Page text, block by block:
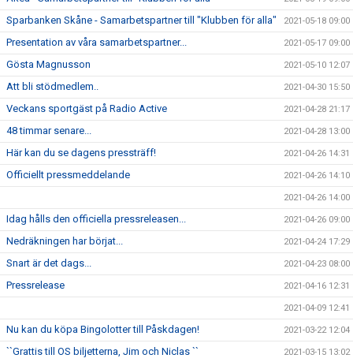
Sparbanken Skåne - Samarbetspartner till "Klubben för alla" 2021-05-18 09:00
Presentation av våra samarbetspartner... 2021-05-17 09:00
Gösta Magnusson 2021-05-10 12:07
Att bli stödmedlem.. 2021-04-30 15:50
Veckans sportgäst på Radio Active 2021-04-28 21:17
48 timmar senare... 2021-04-28 13:00
Här kan du se dagens pressträff! 2021-04-26 14:31
Officiellt pressmeddelande 2021-04-26 14:10
2021-04-26 14:00
Idag hålls den officiella pressreleasen... 2021-04-26 09:00
Nedräkningen har börjat... 2021-04-24 17:29
Snart är det dags... 2021-04-23 08:00
Pressrelease 2021-04-16 12:31
2021-04-09 12:41
Nu kan du köpa Bingolotter till Påskdagen! 2021-03-22 12:04
``Grattis till OS biljetterna, Jim och Niclas `` 2021-03-15 13:02